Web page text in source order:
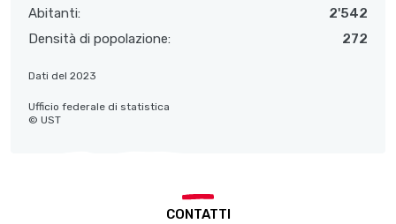
Abitanti:
2'542
Densità di popolazione:
272
Dati del 2023
Ufficio federale di statistica
© UST
CONTATTI